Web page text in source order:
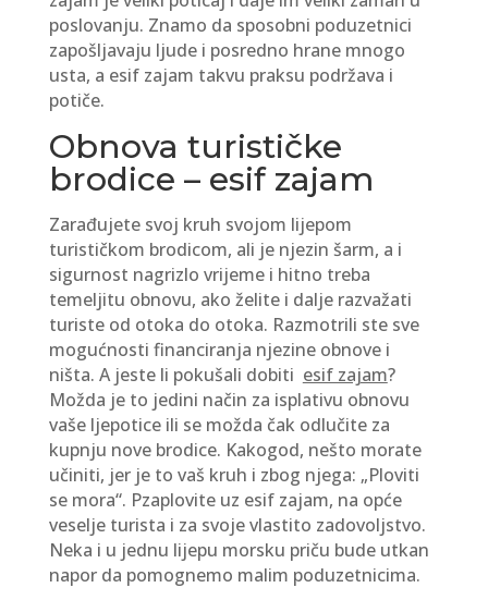
poslovanju. Znamo da sposobni poduzetnici
zapošljavaju ljude i posredno hrane mnogo
usta, a esif zajam takvu praksu podržava i
potiče.
Obnova turističke
brodice – esif zajam
Zarađujete svoj kruh svojom lijepom
turističkom brodicom, ali je njezin šarm, a i
sigurnost nagrizlo vrijeme i hitno treba
temeljitu obnovu, ako želite i dalje razvažati
turiste od otoka do otoka. Razmotrili ste sve
mogućnosti financiranja njezine obnove i
ništa. A jeste li pokušali dobiti esif zajam?
Možda je to jedini način za isplativu obnovu
vaše ljepotice ili se možda čak odlučite za
kupnju nove brodice. Kakogod, nešto morate
učiniti, jer je to vaš kruh i zbog njega: „Ploviti
se mora“. Pzaplovite uz esif zajam, na opće
veselje turista i za svoje vlastito zadovoljstvo.
Neka i u jednu lijepu morsku priču bude utkan
napor da pomognemo malim poduzetnicima.